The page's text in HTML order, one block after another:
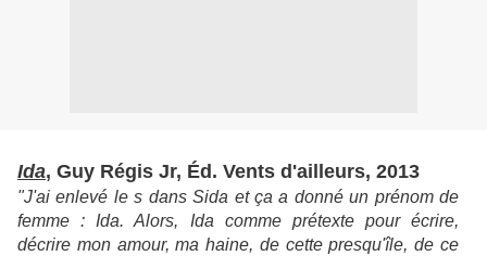
Ida, Guy Régis Jr, Éd. Vents d'ailleurs, 2013
"J'ai enlevé le s dans Sida et ça a donné un prénom de
femme : Ida. Alors, Ida comme prétexte pour écrire,
décrire mon amour, ma haine, de cette presqu'île, de ce